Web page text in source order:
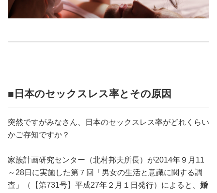
グルメ
占い
性と愛
■日本のセックスレス率とその原因
突然ですがみなさん、日本のセックスレス率がどれくらい
かご存知ですか？
家族計画研究センター（北村邦夫所長）が2014年９月11
～28日に実施した第７回「男女の生活と意識に関する調
査」（【第731号】平成27年２月１日発行）によると、 婚